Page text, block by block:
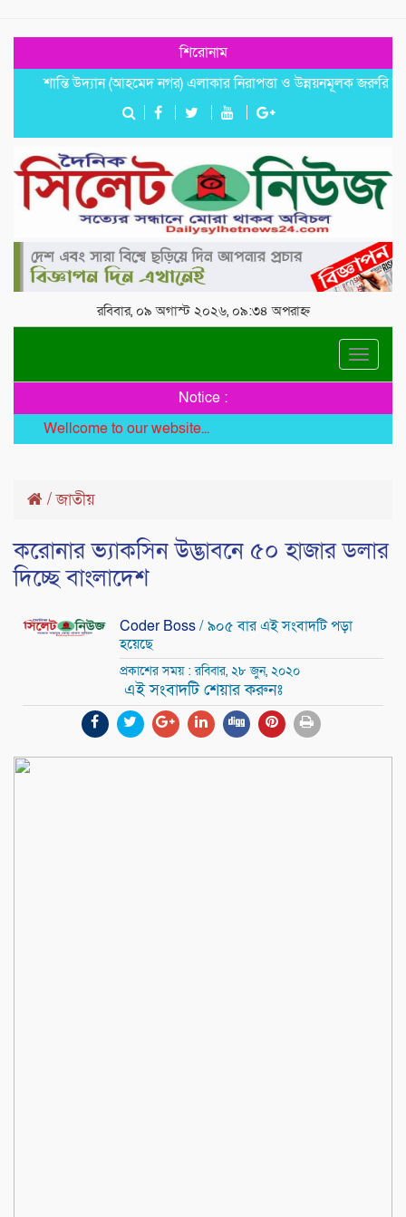
শিরোনাম
শান্তি উদ্যান (আহমেদ নগর) এলাকার নিরাপত্তা ও উন্নয়নমূলক জরুরি সভা
রবিবার, ০৯ অগাস্ট ২০২৬, ০৯:৩৪ অপরাহ্ন
Toggle
Notice :
Wellcome to our website...
/জাতীয়
করোনার ভ্যাকসিন উদ্ভাবনে ৫০ হাজার ডলার
দিচ্ছে বাংলাদেশ
Coder Boss/ ৯০৫ বার এই সংবাদটি পড়া
হয়েছে
প্রকাশের সময় : রবিবার, ২৮ জুন, ২০২০
এই সংবাদটি শেয়ার করুনঃ